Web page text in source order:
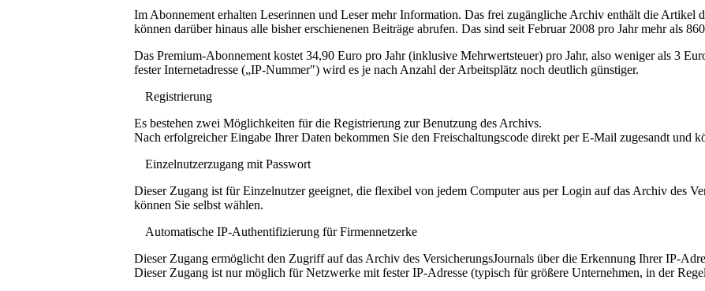
Im Abonnement erhalten Leserinnen und Leser mehr Information. Das frei zugängliche Archiv enthält die Artikel
können darüber hinaus alle bisher erschienenen Beiträge abrufen. Das sind seit Februar 2008 pro Jahr mehr als
Das Premium-Abonnement kostet 34,90 Euro pro Jahr (inklusive Mehrwertsteuer) pro Jahr, also weniger als 3
fester Internetadresse („IP-Nummer") wird es je nach Anzahl der Arbeitsplätz noch deutlich günstiger.
Registrierung
Es bestehen zwei Möglichkeiten für die Registrierung zur Benutzung des Archivs.
Nach erfolgreicher Eingabe Ihrer Daten bekommen Sie den Freischaltungscode direkt per E-Mail zugesandt und
Einzelnutzerzugang mit Passwort
Dieser Zugang ist für Einzelnutzer geeignet, die flexibel von jedem Computer aus per Login auf das Archiv des
können Sie selbst wählen.
Automatische IP-Authentifizierung für Firmennetzerke
Dieser Zugang ermöglicht den Zugriff auf das Archiv des VersicherungsJournals über die Erkennung Ihrer IP-
Dieser Zugang ist nur möglich für Netzwerke mit fester IP-Adresse (typisch für größere Unternehmen, in der